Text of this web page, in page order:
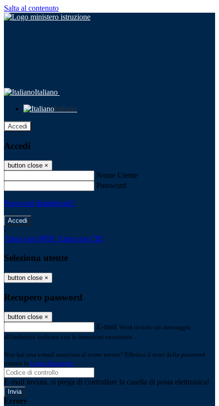
Salta al contenuto
Italiano
Italiano
Accedi
Accedi
button close ×
Nome Utente
Password
Password dimenticata?
-
Entra con SPID Entra con CIE
Seleziona utente
button close ×
Recupero password
button close ×
E-mail Verrà inviato un messaggio
all'indirizzo indicato con le istruzioni necessarie.
Non hai una e-mail associata al nome utente? Effettua il reset della password
tramite la Login Spaggiari
E-mail inviata, si prega di controllare la casella di posta elettronica!
Errore